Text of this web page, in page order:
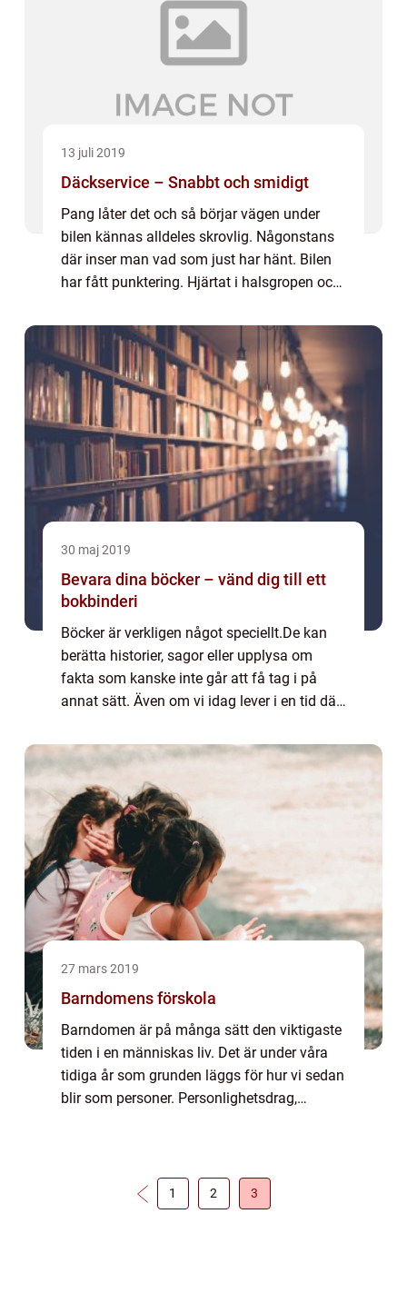
13 juli 2019
Däckservice – Snabbt och smidigt
Pang låter det och så börjar vägen under
bilen kännas alldeles skrovlig. Någonstans
där inser man vad som just har hänt. Bilen
har fått punktering. Hjärtat i halsgropen och
30 maj 2019
Bevara dina böcker – vänd dig till ett
bokbinderi
Böcker är verkligen något speciellt.De kan
berätta historier, sagor eller upplysa om
fakta som kanske inte går att få tag i på
annat sätt. Även om vi idag lever i en tid där
27 mars 2019
Barndomens förskola
Barndomen är på många sätt den viktigaste
tiden i en människas liv. Det är under våra
tidiga år som grunden läggs för hur vi sedan
blir som personer. Personlighetsdrag,
1 2 3